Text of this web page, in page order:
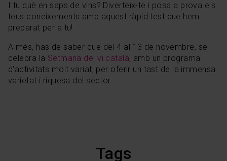
I tu què en saps de vins? Diverteix-te i posa a prova els
teus coneixements amb aquest ràpid test que hem
preparat per a tu!
A més, has de saber que del 4 al 13 de novembre, se
celebra la Setmana del vi català, amb un programa
d'activitats molt variat, per oferir un tast de la immensa
varietat i riquesa del sector.
Tags